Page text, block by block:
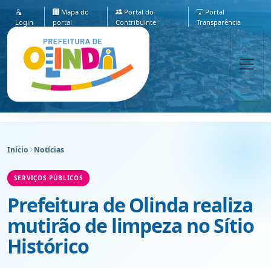
Login
Mapa do
portal
Portal do
Contribuinte
Portal
Transparência
Início Notícias
SERVIÇOS PÚBLICOS
Prefeitura de Olinda realiza
mutirão de limpeza no Sítio
Histórico